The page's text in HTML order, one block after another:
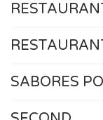
SABORES